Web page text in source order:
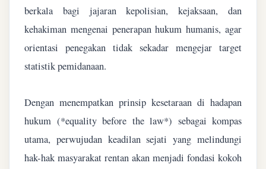
berkala bagi jajaran kepolisian, kejaksaan, dan
kehakiman mengenai penerapan hukum humanis, agar
orientasi penegakan tidak sekadar mengejar target
statistik pemidanaan.
Dengan menempatkan prinsip kesetaraan di hadapan
hukum (*equality before the law*) sebagai kompas
utama, perwujudan keadilan sejati yang melindungi
hak-hak masyarakat rentan akan menjadi fondasi kokoh